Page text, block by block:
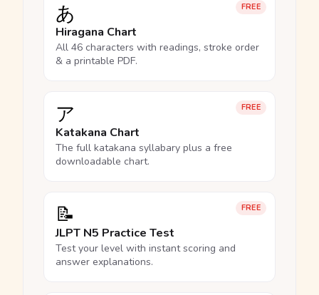
FREE
あ
Hiragana Chart
All 46 characters with readings, stroke order
& a printable PDF.
FREE
ア
Katakana Chart
The full katakana syllabary plus a free
downloadable chart.
FREE
📝
JLPT N5 Practice Test
Test your level with instant scoring and
answer explanations.